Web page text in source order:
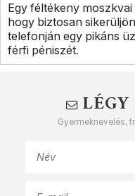
Egy féltékeny
hogy biztosan
telefonján egy pikáns
férfi péniszét.
Gyermeknevelés,